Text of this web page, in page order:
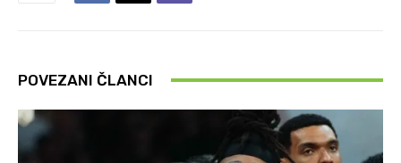
POVEZANI ČLANCI